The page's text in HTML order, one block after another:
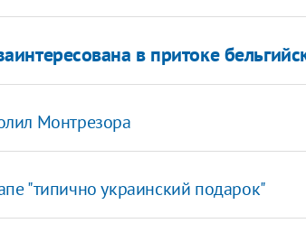
в притоке
Монтрезора
"типично украинский подарок"